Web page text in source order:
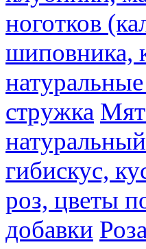
ноготков
шиповника,
стружка
гибискус,
роз, цветы
добавки